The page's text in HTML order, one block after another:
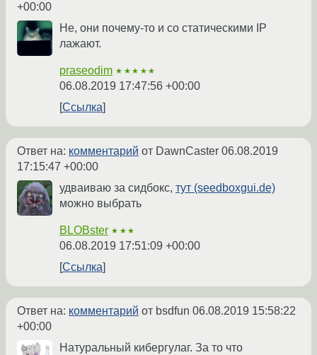
+00:00
Не, они почему-то и со статическими IP
лажают.
praseodim ★★★★★
06.08.2019 17:47:56 +00:00
Ссылка
Ответ на: комментарий от DawnCaster 06.08.2019
17:15:47 +00:00
удваиваю за сидбокс, тут (seedboxgui.de)
можно выбрать
BLOBster ★★★
06.08.2019 17:51:09 +00:00
Ссылка
Ответ на: комментарий от bsdfun 06.08.2019 15:58:22
+00:00
Натуральный кибергулаг. За то что